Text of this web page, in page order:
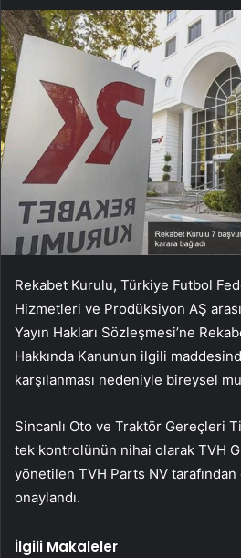
Rekabet Kurulu, Türkiye Futbol
Hizmetleri ve Prodüksiyon AŞ
Yayın Hakları Sözleşmesi’ne
Hakkında Kanun’un ilgili
karşılanması nedeniyle bireysel
Sincanlı Oto ve Traktör Gereçleri
tek kontrolünün nihai olarak TVH
yönetilen TVH Parts NV tarafından
onaylandı.
İlgili Makaleler